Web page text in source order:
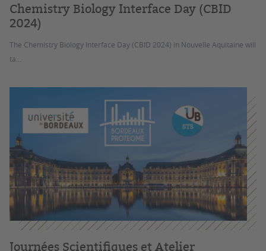
Chemistry Biology Interface Day (CBID
2024)
The Chemistry Biology Interface Day (CBID 2024) in Nouvelle Aquitaine will
ta...
Journées Scientifiques et Atelier